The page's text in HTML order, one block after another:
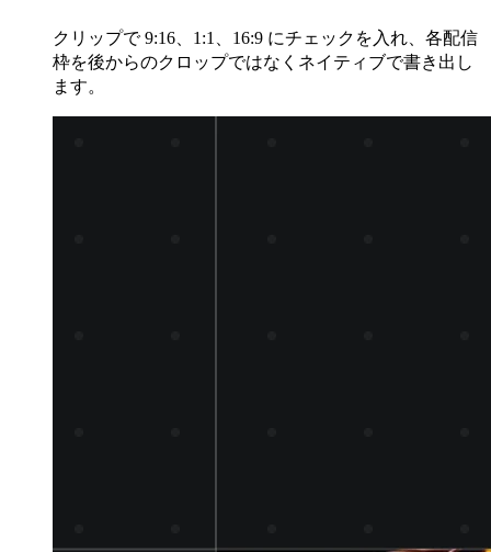
クリップで 9:16、1:1、16:9 にチェックを入れ、各配信
枠を後からのクロップではなくネイティブで書き出し
ます。